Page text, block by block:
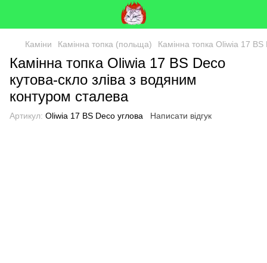
Каміни Камінна топка (польща) Камінна топка Oliwia 17 BS
Камінна топка Oliwia 17 BS Deco
кутова-скло зліва з водяним
контуром сталева
Артикул: Oliwia 17 BS Deco углова Написати відгук